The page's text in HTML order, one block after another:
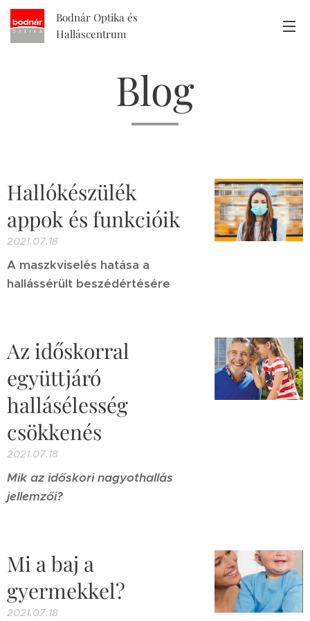
Bodnár Optika és
Halláscentrum
Blog
Hallókészülék
appok és funkcióik
2021.07.18
A maszkviselés hatása a
hallássérült beszédértésére
Az időskorral
együttjáró
hallásélesség
csökkenés
2021.07.18
Mik az időskori nagyothallás
jellemzői?
Mi a baj a
gyermekkel?
2021.07.18